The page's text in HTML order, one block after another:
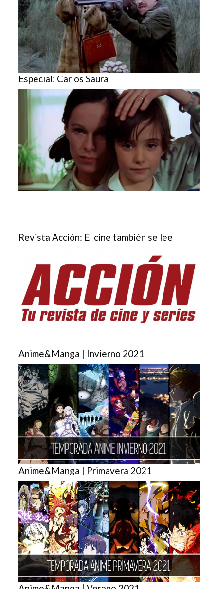
Especial: Carlos Saura
Revista Acción: El cine también se lee
Anime&Manga | Invierno 2021
Anime&Manga | Primavera 2021